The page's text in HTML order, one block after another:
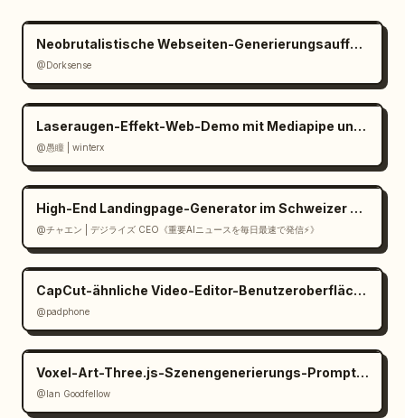
Neobrutalistische Webseiten-Generierungsaufforderung
@Dorksense
Laseraugen-Effekt-Web-Demo mit Mediapipe und Three.js
@愚瞳 | winterx
High-End Landingpage-Generator im Schweizer Stil in React
@チャエン | デジライズ CEO《重要AIニュースを毎日最速で発信⚡️》
CapCut-ähnliche Video-Editor-Benutzeroberfläche in Gemini
@padphone
Voxel-Art-Three.js-Szenengenerierungs-Prompt aus Bild
@Ian Goodfellow